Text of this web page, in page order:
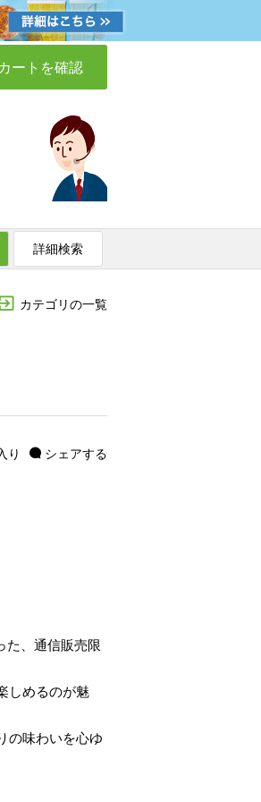
カートを確認
詳細検索
カテゴリの一覧
シェアする
り
た、通信販売限
しめるのが魅
の味わいを心ゆ